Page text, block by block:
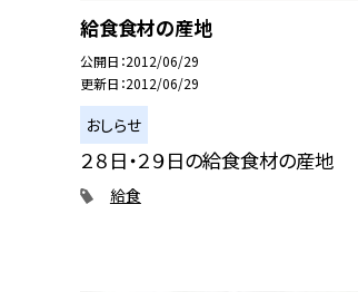
給食食材の産地
公開日 2012/06/29
更新日 2012/06/29
おしらせ
２８日・２９日の給食食材の産地
給食